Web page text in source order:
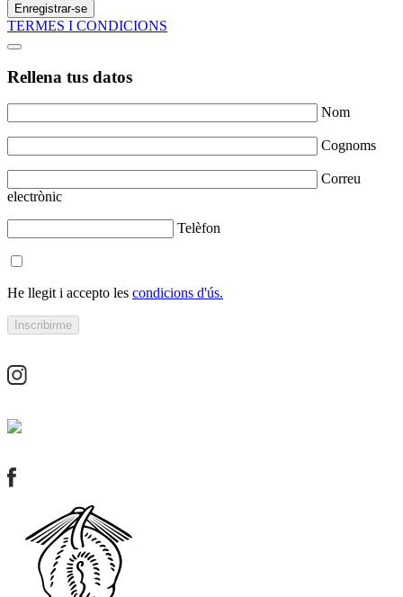
Enregistrar-se
TERMES I CONDICIONS
Rellena tus datos
Nom
Cognoms
Correu
electrònic
Telèfon
He llegit i accepto les condicions d'ús.